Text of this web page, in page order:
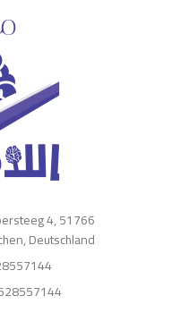
4, 51766
Deutschland